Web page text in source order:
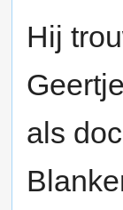
Hij
als